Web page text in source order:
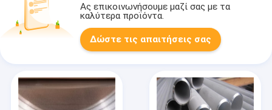
Ας επικοινωνήσουμε μαζί σας με τα
καλύτερα προϊόντα.
Δώστε τις απαιτήσεις σας